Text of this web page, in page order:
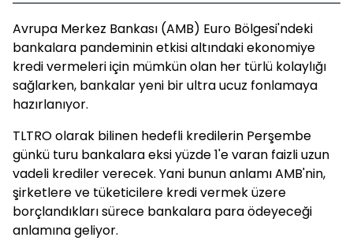
Avrupa Merkez Bankası (AMB) Euro Bölgesi'ndeki
bankalara pandeminin etkisi altındaki ekonomiye
kredi vermeleri için mümkün olan her türlü kolaylığı
sağlarken, bankalar yeni bir ultra ucuz fonlamaya
hazırlanıyor.
TLTRO olarak bilinen hedefli kredilerin Perşembe
günkü turu bankalara eksi yüzde 1'e varan faizli uzun
vadeli krediler verecek. Yani bunun anlamı AMB'nin,
şirketlere ve tüketicilere kredi vermek üzere
borçlandıkları sürece bankalara para ödeyeceği
anlamına geliyor.